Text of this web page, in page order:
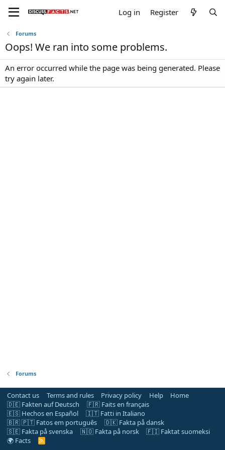
Log in Register
Forums
Oops! We ran into some problems.
An error occurred while the page was being generated. Please
try again later.
Forums
Contact us Terms and rules Privacy policy Help
Home
🇩🇪 Fakten auf Deutsch
🇫🇷 Faits en français
🇪🇸 Hechos en Español
🇮🇹 Fatti in Italiano
🇧🇷 🇵🇹 Fatos em português
🇩🇰 Fakta på dansk
🇸🇪 Fakta på svenska
🇳🇴 Fakta på norsk
🇫🇮 Faktat suomeksi
🌍 Facts
R